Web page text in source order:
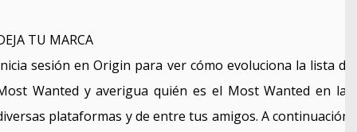
TU MARCA
sesión en Origin para ver cómo evoluciona la lista de
Wanted y averigua quién es el Most Wanted en las
plataformas y de entre tus amigos. A continuación,